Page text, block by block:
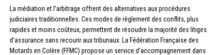
La médiation et l’arbitrage offrent des alternatives aux procédures
judiciaires traditionnelles. Ces modes de règlement des conflits, plus
rapides et moins coûteux, permettent de résoudre la majorité des litiges
d’assurance sans recourir aux tribunaux. La Fédération Française des
Motards en Colère (FFMC) propose un service d’accompagnement dans